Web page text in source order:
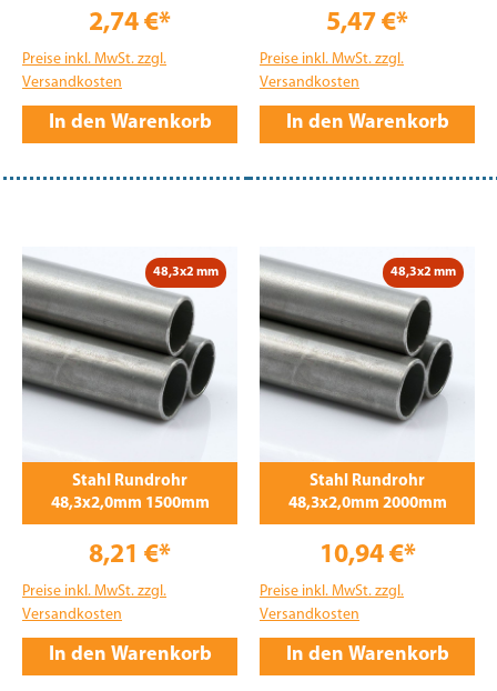
2,74 €*
Preise inkl. MwSt. zzgl.
Versandkosten
In den Warenkorb
5,47 €*
Preise inkl. MwSt. zzgl.
Versandkosten
In den Warenkorb
48,3x2 mm
Stahl Rundrohr
48,3x2,0mm 1500mm
8,21 €*
Preise inkl. MwSt. zzgl.
Versandkosten
In den Warenkorb
48,3x2 mm
Stahl Rundrohr
48,3x2,0mm 2000mm
10,94 €*
Preise inkl. MwSt. zzgl.
Versandkosten
In den Warenkorb